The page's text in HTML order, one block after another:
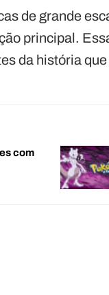
de grande
principal.
da história
com